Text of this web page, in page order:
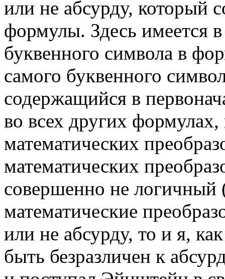
или не абсурду, который
формулы. Здесь имеется
буквенного символа в
самого буквенного
содержащийся в
во всех других
математических
математических
совершенно не
математические
или не абсурду, то и я,
быть безразличен к